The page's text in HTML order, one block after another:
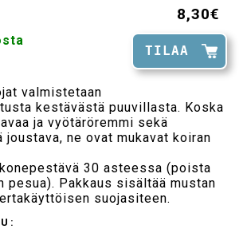
8,30€
TILAA
valmistetaan
kestävästä puuvillasta. Koska
ja vyötäröremmi sekä
joustava, ne ovat mukavat koiran
30 asteessa (poista
pesua). Pakkaus sisältää mustan
suojasiteen.